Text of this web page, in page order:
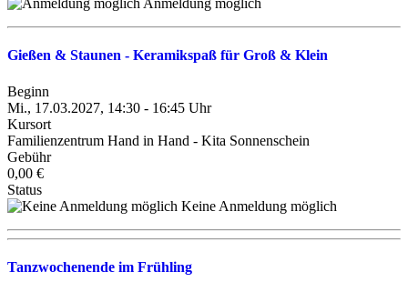
Anmeldung möglich
Gießen & Staunen - Keramikspaß für Groß & Klein
Beginn
Mi., 17.03.2027, 14:30 - 16:45 Uhr
Kursort
Familienzentrum Hand in Hand - Kita Sonnenschein
Gebühr
0,00 €
Status
Keine Anmeldung möglich
Tanzwochenende im Frühling